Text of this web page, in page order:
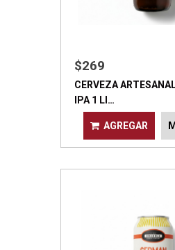
$269
CERVEZA
IPA 1 LI…
AGREGAR